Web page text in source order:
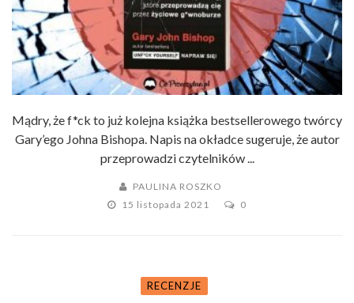
Mądry, że f*ck to już kolejna książka bestsellerowego twórcy
Gary’ego Johna Bishopa. Napis na okładce sugeruje, że autor
przeprowadzi czytelników ...
PAULINA ROSZKO
15 listopada 2021
0
RECENZJE